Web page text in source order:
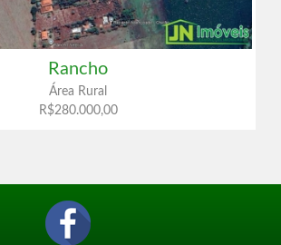
Rancho
Área Rural
R$280.000,00